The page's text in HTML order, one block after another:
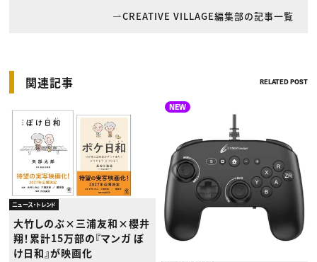
CREATIVE VILLAGE編集部の記事一覧
関連記事 RELATED POST
ニュース・トレンド
大竹しのぶ×三浦友和×櫻井
翔！累計15万部の『マンガ ぼ
け日和』が映画化
NEW